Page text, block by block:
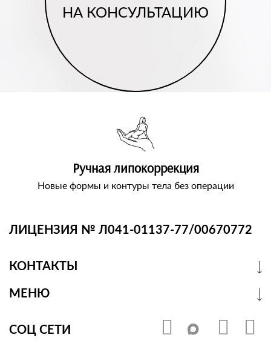
НА КОНСУЛЬТАЦИЮ
Ручная липокоррекция
Новые формы и контуры тела без операции
ЛИЦЕНЗИЯ № Л041-01137-77/00670772
КОНТАКТЫ
МЕНЮ
СОЦ СЕТИ